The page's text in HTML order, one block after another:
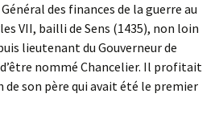
des finances de la guerre au
VII, bailli de Sens (1435), non loin
lieutenant du Gouverneur de
nommé Chancelier. Il profitait
son père qui avait été le premier